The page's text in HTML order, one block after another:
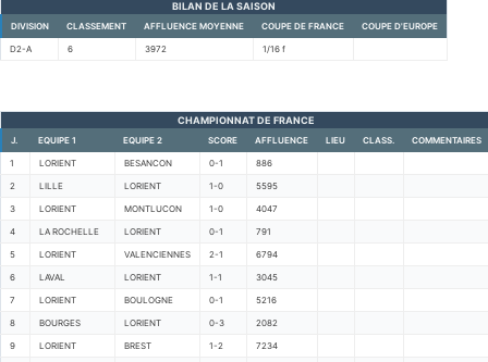
BILAN DE LA SAISON
DIVISION CLASSEMENT AFFLUENCE MOYENNE COUPE DE FRANCE COUPE D'EUROPE
D2-A 6 3972 1/16 f
CHAMPIONNAT DE FRANCE
J. EQUIPE 1 EQUIPE 2 SCORE AFFLUENCE LIEU CLASS. COMMENTAIRES
1 LORIENT BESANCON 0-1 886
2 LILLE LORIENT 1-0 5595
3 LORIENT MONTLUCON 1-0 4047
4 LA ROCHELLE LORIENT 0-1 791
5 LORIENT VALENCIENNES 2-1 6794
6 LAVAL LORIENT 1-1 3045
7 LORIENT BOULOGNE 0-1 5216
8 BOURGES LORIENT 0-3 2082
9 LORIENT BREST 1-2 7234